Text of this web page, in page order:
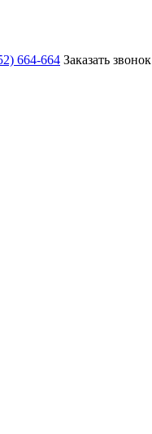
664-664 Заказать звонок